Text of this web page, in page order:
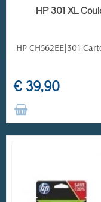
HP 301 XL
HP CH562EE|301
€ 39,90